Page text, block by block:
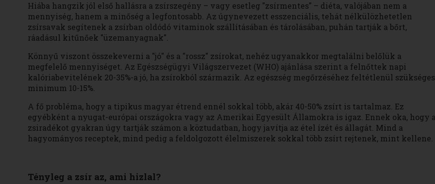
Hiába hangzik jól első hallásra a zsírszegény – vagy esetleg "zsírmentes" – diéta, valójában nem a
mennyiség, hanem a minőség a legfontosabb. Az úgynevezett esszenciális, tehát nélkülözhetetlen
zsírsavak segítenek a zsírban oldódó vitaminok szállításában és tárolásában, puhán tartják a bőrt,
ráadásul kitűnőek "üzemanyagnak".
Könnyű viszont összekeverni a "jó" és a "rossz" zsírokat, nehéz ugyanakkor megtalálni belőlük a
megfelelő mennyiséget. Az Egészségügyi Világszervezet (WHO) ajánlása szerint a felnőttek napi
kalóriabevitelének 20-35%-a jó, ha zsírokból származik. Az egészség megőrzéséhez feltétlenül szükséges
minimum 10-15%.
A fő probléma, hogy a tipikus magyar étrend ennél sokkal több, akár 40-50% zsírt is tartalmaz. Ez
egyébként a nyugat-európai országokra vagy az Amerikai Egyesült Államokra is igaz. Ennek oka, hogy a
zsiradékot gyakran úgy tartják számon a köztudatban, hogy javítja az étel ízét és állagát. Mind a
hagyományos receptek, mind pedig a feldolgozott élelmiszerek sokkal több zsírt rejtenek, mint kellene.
Tényleg a zsír az, ami hizlal?